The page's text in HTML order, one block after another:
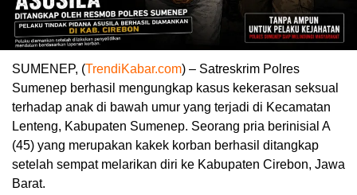
SUMENEP, (TrendiKabar.com) – Satreskrim Polres
Sumenep berhasil mengungkap kasus kekerasan seksual
terhadap anak di bawah umur yang terjadi di Kecamatan
Lenteng, Kabupaten Sumenep. Seorang pria berinisial A
(45) yang merupakan kakek korban berhasil ditangkap
setelah sempat melarikan diri ke Kabupaten Cirebon, Jawa
Barat.